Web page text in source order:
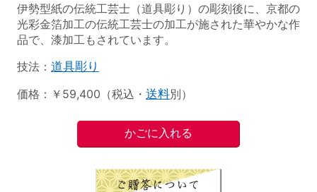
伊勢型紙の伝統工芸士（道具彫り）の彫刻後に、京都の
光彩金箔加工の伝統工芸士の加工が施された華やかな作
品で、漆加工もされています。
技法： 道具彫り
価格：￥59,400（税込・ 送料別）